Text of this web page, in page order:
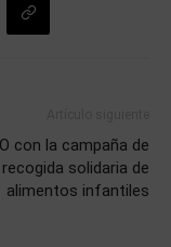
con la campaña de
recogida solidaria de
alimentos infantiles